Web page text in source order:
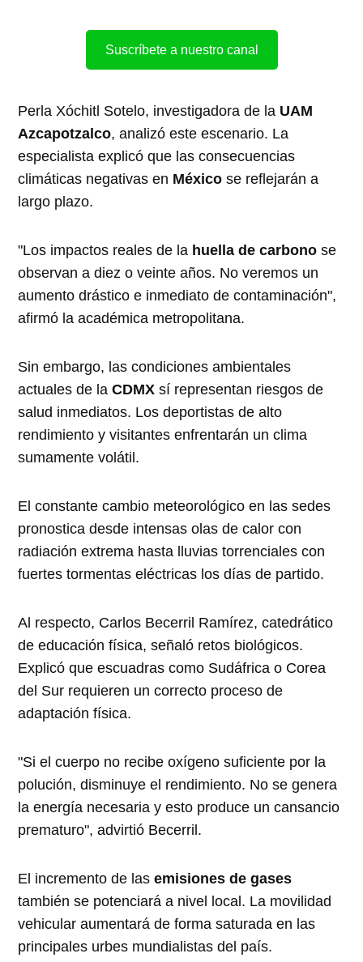
Suscríbete a nuestro canal
Perla Xóchitl Sotelo, investigadora de la UAM
Azcapotzalco, analizó este escenario. La
especialista explicó que las consecuencias
climáticas negativas en México se reflejarán a
largo plazo.
"Los impactos reales de la huella de carbono se
observan a diez o veinte años. No veremos un
aumento drástico e inmediato de contaminación",
afirmó la académica metropolitana.
Sin embargo, las condiciones ambientales
actuales de laCDMX sí representan riesgos de
salud inmediatos. Los deportistas de alto
rendimiento y visitantes enfrentarán un clima
sumamente volátil.
El constante cambio meteorológico en las sedes
pronostica desde intensas olas de calor con
radiación extrema hasta lluvias torrenciales con
fuertes tormentas eléctricas los días de partido.
Al respecto, Carlos Becerril Ramírez, catedrático
de educación física, señaló retos biológicos.
Explicó que escuadras como Sudáfrica o Corea
del Sur requieren un correcto proceso de
adaptación física.
"Si el cuerpo no recibe oxígeno suficiente por la
polución, disminuye el rendimiento. No se genera
la energía necesaria y esto produce un cansancio
prematuro", advirtió Becerril.
El incremento de lasemisiones de gases
también se potenciará a nivel local. La movilidad
vehicular aumentará de forma saturada en las
principales urbes mundialistas del país.